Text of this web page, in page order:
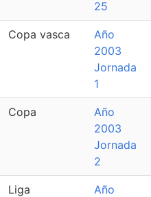
25
Copa vasca
Año
2003
Jornada
1
Copa
Año
2003
Jornada
2
Liga
Año